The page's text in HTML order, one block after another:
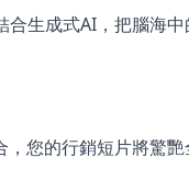
合生成式AI，把腦海中
您的行銷短片將驚艷